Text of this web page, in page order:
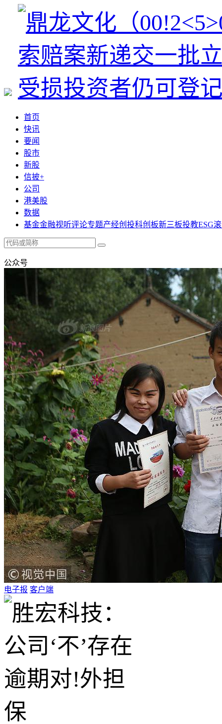
首页
快讯
要闻
股市
新股
信披+
公司
港美股
数据
基金金融视听评论专题产经创投科创板新三板投教ESG
公众号
电子报 客户端